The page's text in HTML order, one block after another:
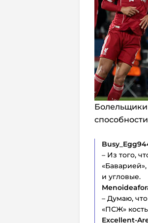
– Из того,
и угловые.
– Думаю,
«ПСЖ»
Excellent-